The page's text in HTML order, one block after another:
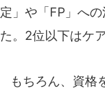
定」や「FP」へ
た。2位以下はケ
もちろん、資格